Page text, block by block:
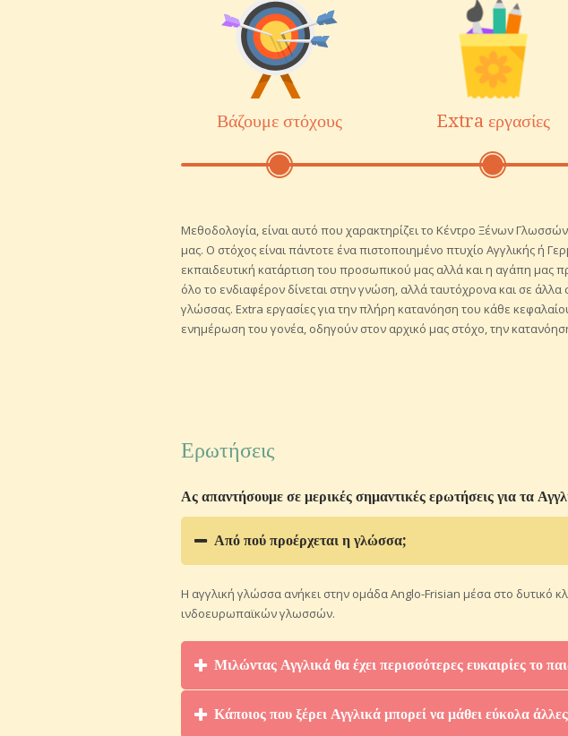
Βάζουμε στόχους Extra εργασίες
Μεθοδολογία, είναι αυτό που χαρακτηρίζει το Κέντρο Ξένων
μας. Ο στόχος είναι πάντοτε ένα πιστοποιημένο πτυχίο Αγγλικής ή
εκπαιδευτική κατάρτιση του προσωπικού μας αλλά και η αγάπη μας
όλο το ενδιαφέρον δίνεται στην γνώση, αλλά ταυτόχρονα και σε
γλώσσας. Extra εργασίες για την πλήρη κατανόηση του κάθε
ενημέρωση του γονέα, οδηγούν στον αρχικό μας στόχο, την
Ερωτήσεις
Ας απαντήσουμε σε μερικές σημαντικές ερωτήσεις για τα
Από πού προέρχεται η γλώσσα;
Η αγγλική γλώσσα ανήκει στην ομάδα Anglo-Frisian μέσα στο δυτικό
ινδοευρωπαϊκών γλωσσών.
Μιλώντας Αγγλικά θα έχει περισσότερες ευκαιρίες το
Κάποιος που ξέρει Αγγλικά μπορεί να μάθει εύκολα